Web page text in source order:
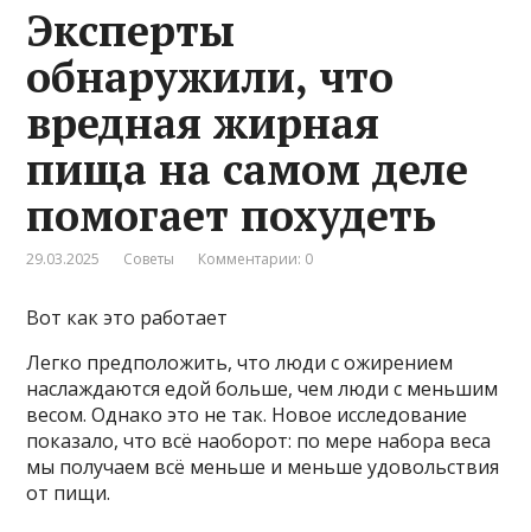
Эксперты
обнаружили, что
вредная жирная
пища на самом деле
помогает похудеть
29.03.2025 Советы Комментарии: 0
Вот как это работает
Легко предположить, что люди с ожирением
наслаждаются едой больше, чем люди с меньшим
весом. Однако это не так. Новое исследование
показало, что всё наоборот: по мере набора веса
мы получаем всё меньше и меньше удовольствия
от пищи.